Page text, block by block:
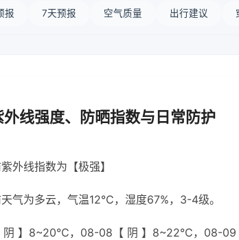
报 7天预报 空气质量 出行建议
线强度、防晒指数与日常防护
外线指数为【极强】
气为多云，气温12℃，湿度67%，3-4级。
阴 】8~20℃，08-08【 阴 】8~22℃，08-09